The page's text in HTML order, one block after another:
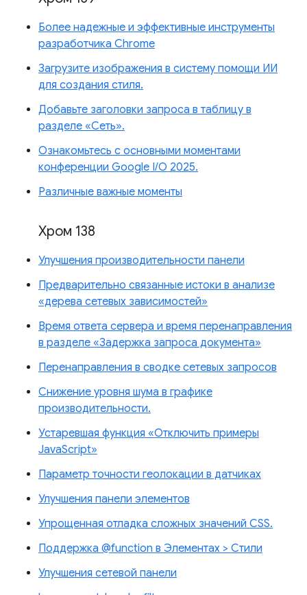
Более надежные и эффективные инструменты
разработчика Chrome
Загрузите изображения в систему помощи ИИ
для создания стиля.
Добавьте заголовки запроса в таблицу в
разделе «Сеть».
Ознакомьтесь с основными моментами
конференции Google I/O 2025.
Различные важные моменты
Хром 138
Улучшения производительности панели
Предварительно связанные истоки в анализе
«дерева сетевых зависимостей»
Время ответа сервера и время перенаправления
в разделе «Задержка запроса документа»
Перенаправления в сводке сетевых запросов
Снижение уровня шума в графике
производительности.
Устаревшая функция «Отключить примеры
JavaScript»
Параметр точности геолокации в датчиках
Улучшения панели элементов
Упрощенная отладка сложных значений CSS.
Поддержка @function в Элементах > Стили
Улучшения сетевой панели